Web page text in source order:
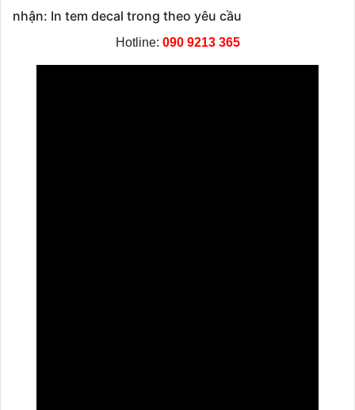
nhận: In tem decal trong theo yêu cầu
Hotline: 090 9213 365